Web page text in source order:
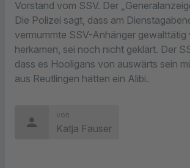
Vorstand vom SSV. Der
Die Polizei sagt, dass am
vermummte SSV-Anhänger gewalttätig
herkamen, sei noch nicht geklärt. Der
dass es Hooligans von auswärts sein
aus Reutlingen hätten ein Alibi.
person
von
Katja Fauser